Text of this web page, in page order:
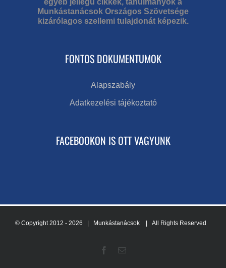
egyéb jellegű cikkek, tanulmányok a
Munkástanácsok Országos Szövetsége
kizárólagos szellemi tulajdonát képezik.
FONTOS DOKUMENTUMOK
Alapszabály
Adatkezelési tájékoztató
FACEBOOKON IS OTT VAGYUNK
© Copyright 2012 - 2026 | Munkástanácsok | All Rights Reserved
Facebook
Email